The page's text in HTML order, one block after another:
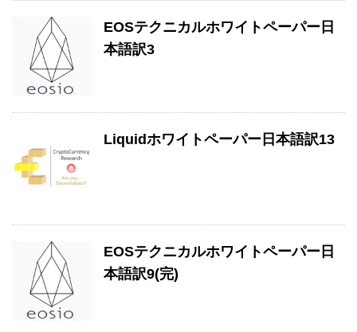
EOSテクニカルホワイトペーパー日
本語訳3
Liquidホワイトペーパー日本語訳13
EOSテクニカルホワイトペーパー日
本語訳9(完)